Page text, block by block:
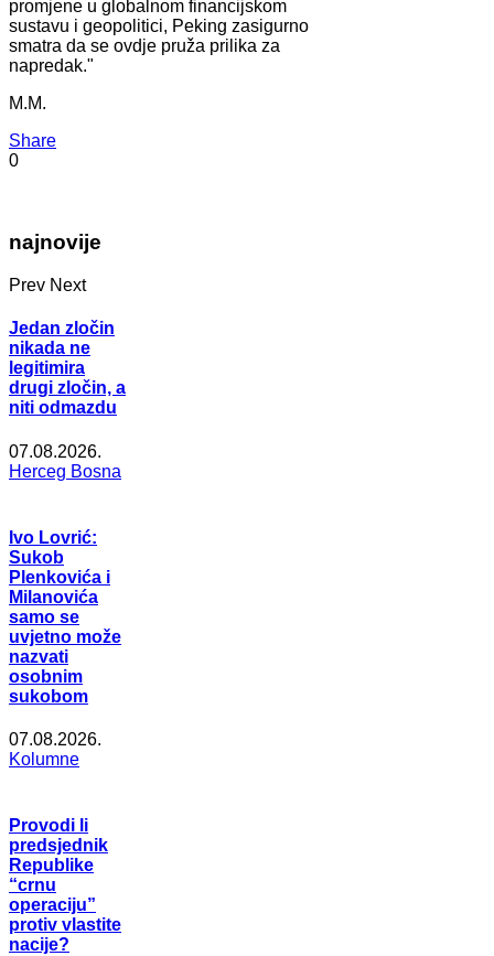
promjene u globalnom financijskom
sustavu i geopolitici, Peking zasigurno
smatra da se ovdje pruža prilika za
napredak."
M.M.
Share
0
najnovije
Prev Next
Jedan zločin
nikada ne
legitimira
drugi zločin, a
niti odmazdu
07.08.2026.
Herceg Bosna
Ivo Lovrić:
Sukob
Plenkovića i
Milanovića
samo se
uvjetno može
nazvati
osobnim
sukobom
07.08.2026.
Kolumne
Provodi li
predsjednik
Republike
“crnu
operaciju”
protiv vlastite
nacije?